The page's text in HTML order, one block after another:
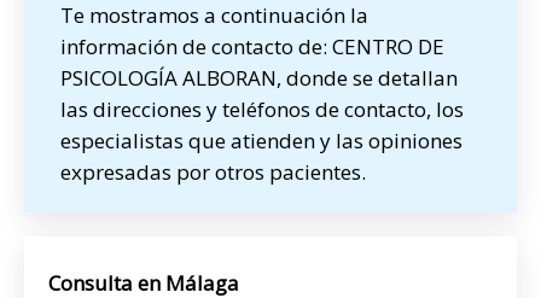
Te mostramos a continuación la
información de contacto de: CENTRO DE
PSICOLOGÍA ALBORAN, donde se detallan
las direcciones y teléfonos de contacto, los
especialistas que atienden y las opiniones
expresadas por otros pacientes.
Consulta en Málaga